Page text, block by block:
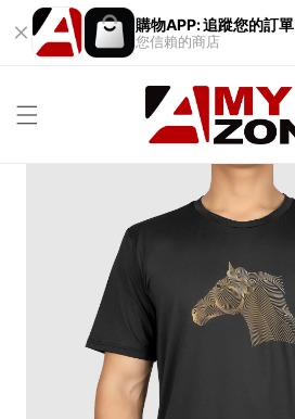
購物APP: 追蹤您的訂單
您信賴的商店